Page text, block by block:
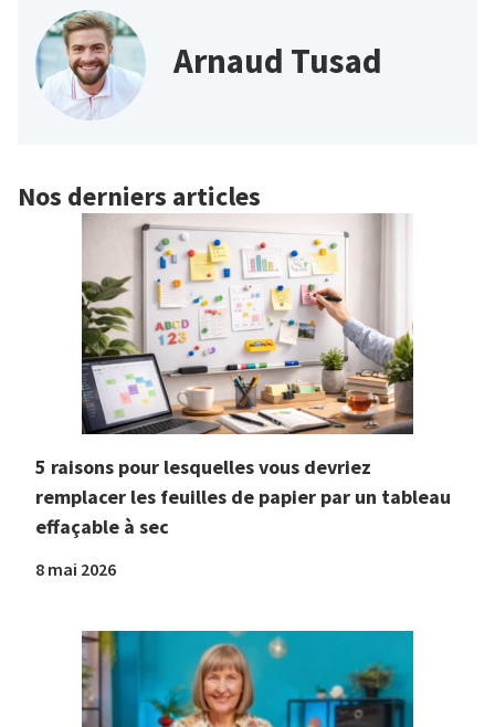
Arnaud Tusad
Nos derniers articles
5 raisons pour lesquelles vous devriez
remplacer les feuilles de papier par un tableau
effaçable à sec
8 mai 2026